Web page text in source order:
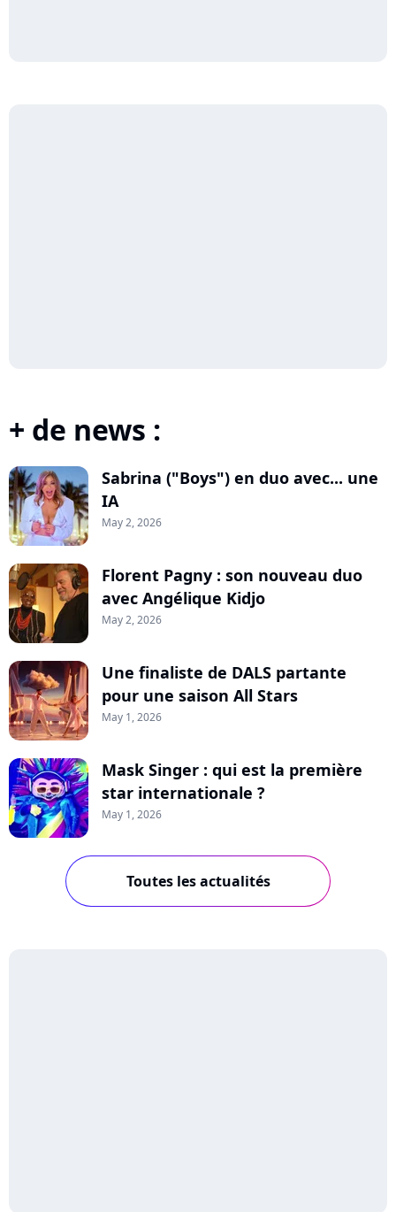
+ de news :
Sabrina ("Boys") en duo avec... une
IA
May 2, 2026
Florent Pagny : son nouveau duo
avec Angélique Kidjo
May 2, 2026
Une finaliste de DALS partante
pour une saison All Stars
May 1, 2026
Mask Singer : qui est la première
star internationale ?
May 1, 2026
Toutes les actualités